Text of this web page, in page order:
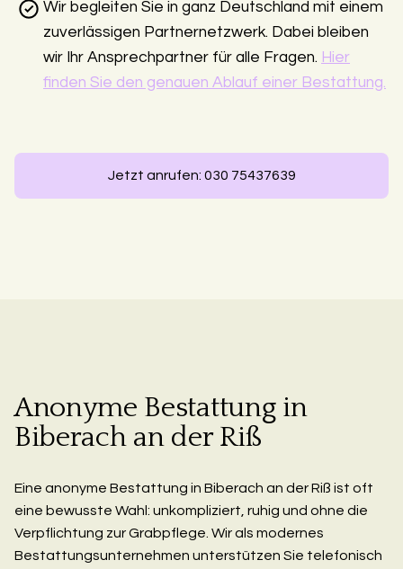
Wir begleiten Sie in ganz Deutschland mit einem
zuverlässigen Partnernetzwerk. Dabei bleiben
wir Ihr Ansprechpartner für alle Fragen. Hier
finden Sie den genauen Ablauf einer Bestattung.
Jetzt anrufen: 030 75437639
Anonyme Bestattung in
Biberach an der Riß
Eine anonyme Bestattung in Biberach an der Riß ist oft
eine bewusste Wahl: unkompliziert, ruhig und ohne die
Verpflichtung zur Grabpflege. Wir als modernes
Bestattungsunternehmen unterstützen Sie telefonisch